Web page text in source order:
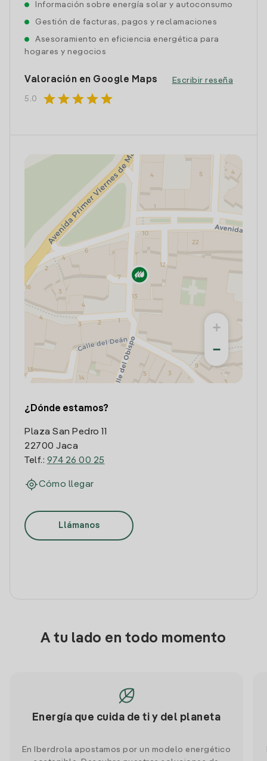
Información sobre energía solar y autoconsumo
Gestión de facturas, pagos y reclamaciones
Asesoramiento en eficiencia energética para
hogares y negocios
Valoración en Google Maps
5.0 starstarstarstarstar
Escribir reseña
+
−
¿Dónde estamos?
Plaza San Pedro 11
22700 Jaca
Telf.: 974 26 00 25
Cómo llegar
Llámanos
A tu lado en todo momento
Energía que cuida de ti y del planeta
En Iberdrola apostamos por un modelo energético